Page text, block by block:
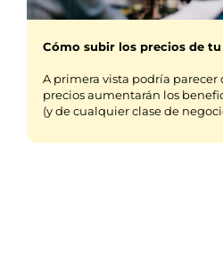
Cómo subir los precios de
A primera vista podría parecer
precios aumentarán los
(y de cualquier clase de